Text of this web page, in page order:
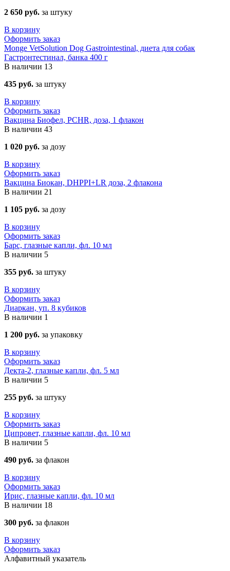
2 650 руб. за штуку
В корзину
Оформить заказ
Monge VetSolution Dog Gastrointestinal, диета для собак
Гастронтестинал, банка 400 г
В наличии 13
435 руб. за штуку
В корзину
Оформить заказ
Вакцина Биофел, PCHR, доза, 1 флакон
В наличии 43
1 020 руб. за дозу
В корзину
Оформить заказ
Вакцина Биокан, DHPPI+LR доза, 2 флакона
В наличии 21
1 105 руб. за дозу
В корзину
Оформить заказ
Барс, глазные капли, фл. 10 мл
В наличии 5
355 руб. за штуку
В корзину
Оформить заказ
Диаркан, уп. 8 кубиков
В наличии 1
1 200 руб. за упаковку
В корзину
Оформить заказ
Декта-2, глазные капли, фл. 5 мл
В наличии 5
255 руб. за штуку
В корзину
Оформить заказ
Ципровет, глазные капли, фл. 10 мл
В наличии 5
490 руб. за флакон
В корзину
Оформить заказ
Ирис, глазные капли, фл. 10 мл
В наличии 18
300 руб. за флакон
В корзину
Оформить заказ
Алфавитный указатель